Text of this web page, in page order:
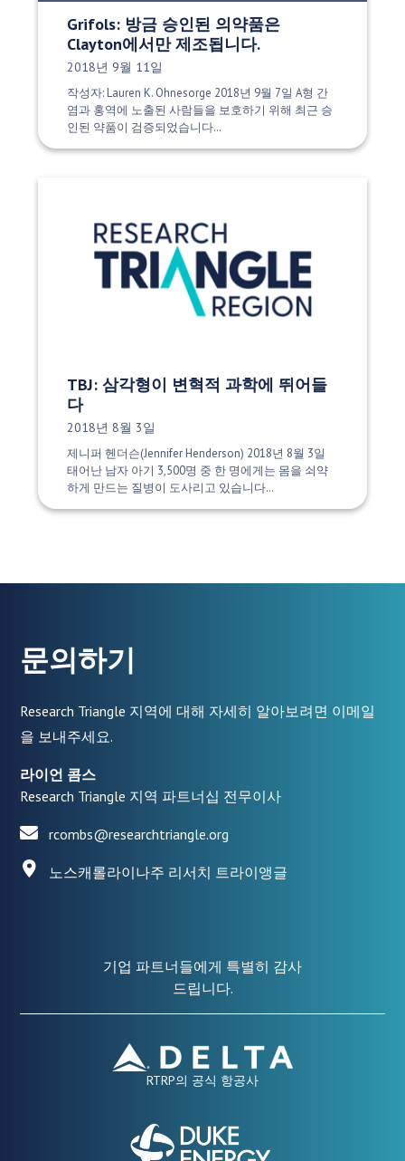
Grifols: 방금 승인된 의약품은
Clayton에서만 제조됩니다.
게시 날짜:
2018년 9월 11일
작성자: Lauren K. Ohnesorge 2018년 9월 7일 A형 간
염과 홍역에 노출된 사람들을 보호하기 위해 최근 승
인된 약품이 검증되었습니다…
TBJ: 삼각형이 변혁적 과학에 뛰어들
다
게시 날짜:
2018년 8월 3일
제니퍼 헨더슨(Jennifer Henderson) 2018년 8월 3일
태어난 남자 아기 3,500명 중 한 명에게는 몸을 쇠약
하게 만드는 질병이 도사리고 있습니다…
문의하기
Research Triangle 지역에 대해 자세히 알아보려면 이메일
을 보내주세요.
라이언 콤스
Research Triangle 지역 파트너십 전무이사
rcombs@researchtriangle.org
노스캐롤라이나주 리서치 트라이앵글
기업 파트너들에게 특별히 감사
드립니다.
RTRP의 공식 항공사